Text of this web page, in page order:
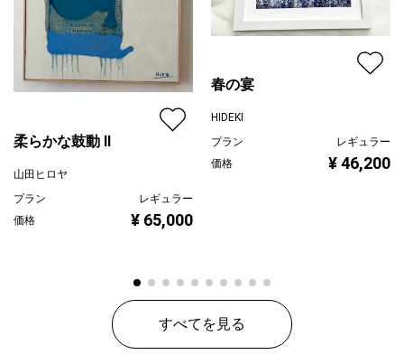
柔らかな鼓動 Ⅱ
山田ヒロヤ
プラン
レギュラー
価格
¥ 65,000
春の宴
HIDEKI
プラン
レギュラー
価格
¥ 46,200
すべてを見る